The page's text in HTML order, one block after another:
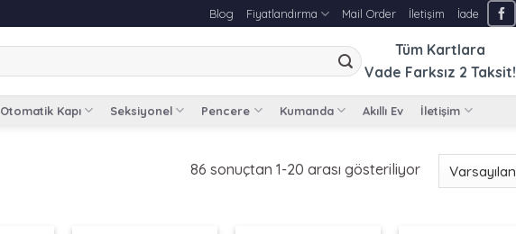
Blog Fiyatlandırma Mail Order İletişim İade
Tüm Kartlara
Vade Farksız 2 Taksit!
Otomatik Kapı Seksiyonel Pencere Kumanda Akıllı Ev İletişim
86 sonuçtan 1-20 arası gösteriliyor